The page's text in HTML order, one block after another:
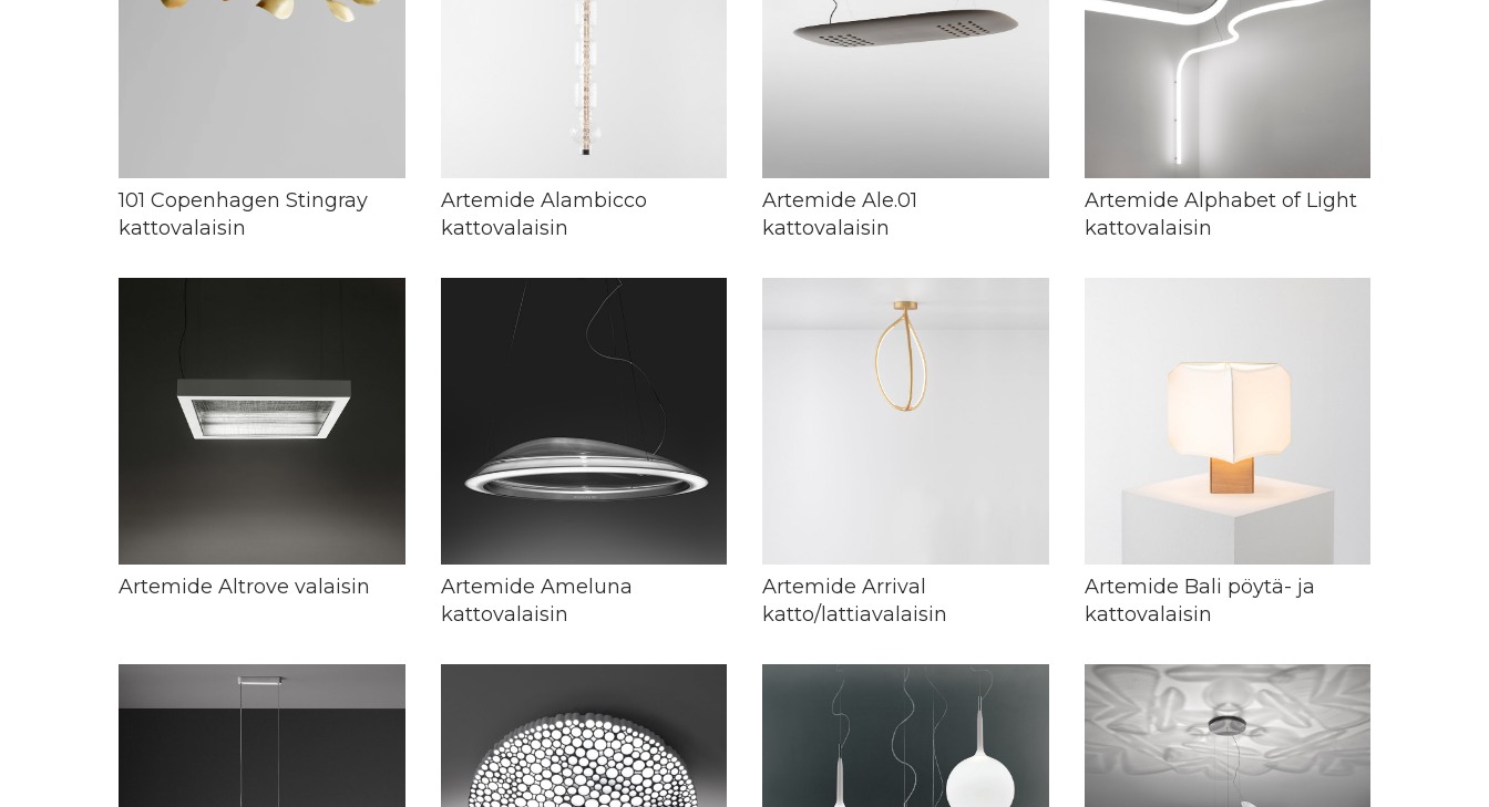
101 Copenhagen Stingray
kattovalaisin
Artemide Alambicco
kattovalaisin
Artemide Ale.01
kattovalaisin
Artemide Alphabet of Light
kattovalaisin
Artemide Altrove valaisin
Artemide Ameluna
kattovalaisin
Artemide Arrival
katto/lattiavalaisin
Artemide Bali pöytä- ja
kattovalaisin